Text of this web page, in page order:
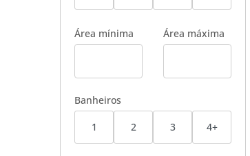
Área mínima Área máxima
Banheiros
1 2 3 4+